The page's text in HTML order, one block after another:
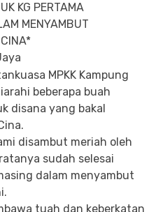
KG PERTAMA
MENYAMBUT
MPKK Kampung
beberapa buah
disana yang bakal
disambut meriah oleh
sudah selesai
dalam menyambut
tuah dan keberkatan